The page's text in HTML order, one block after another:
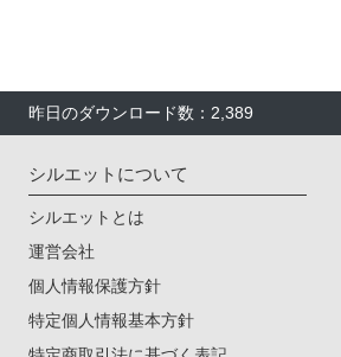
昨日のダウンロード数：2,389
シルエットについて
シルエットとは
運営会社
個人情報保護方針
特定個人情報基本方針